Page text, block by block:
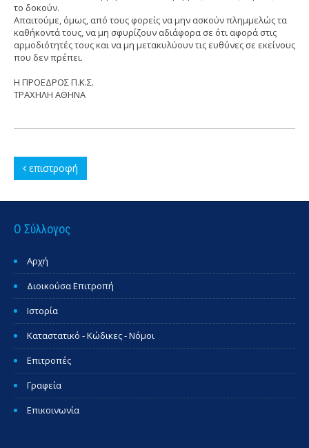
το δοκούν.
Απαιτούμε, όμως, από τους φορείς να μην ασκούν πλημμελώς τα
καθήκοντά τους, να μη σφυρίζουν αδιάφορα σε ότι αφορά στις
αρμοδιότητές τους και να μη μετακυλύουν τις ευθύνες σε εκείνους
που δεν πρέπει.
Η ΠΡΟΕΔΡΟΣ Π.Κ.Σ.
ΤΡΑΧΗΛΗ ΑΘΗΝΑ
επιστροφή
Ο Σύλλογος
Αρχή
Διοικούσα Επιτροπή
Ιστορία
Καταστατικό - Κώδικες - Νόμοι
Επιτροπές
Γραφεία
Επικοινωνία